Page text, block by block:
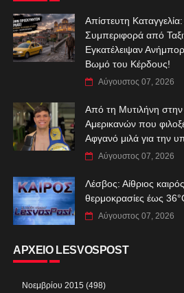
Απίστευτη
Συμπεριφορά από
Εγκατέλειψαν
Βωμό του Κέρδους!
Αύγουστος 07, 2026
Από τη Μυτιλήνη στην
Αμερικανών που
Αφγανό μιλά για την
Αύγουστος 07, 2026
Λέσβος: Αίθριος
θερμοκρασίες έως
Αύγουστος 07, 2026
ΑΡΧΕΙΟ LESVOSPOST